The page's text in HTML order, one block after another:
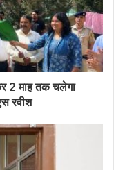
2 माह तक चलेगा
रवीश